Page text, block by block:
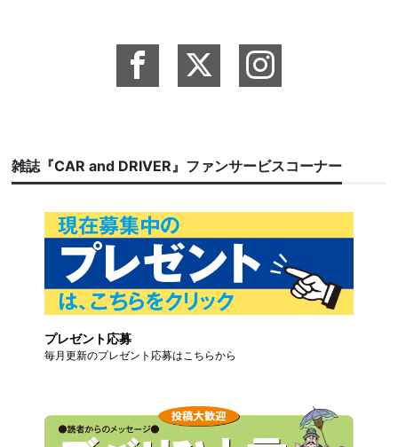
雑誌『CAR and DRIVER』ファンサービスコーナー
プレゼント応募
毎月更新のプレゼント応募はこちらから